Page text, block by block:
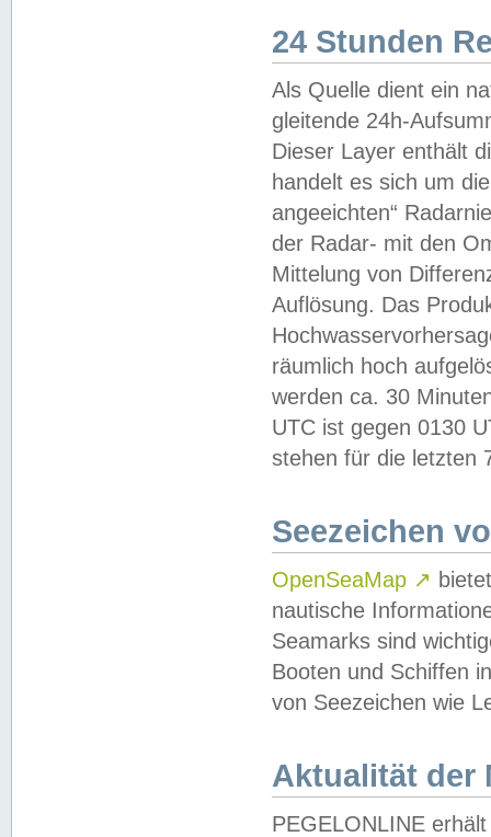
24 Stunden
Als Quelle dient ein
gleitende 24h-
Dieser Layer enthält
handelt es sich um
angeeichten“
der Radar- mit den
Mittelung von
Auflösung. Das
räumlich hoch
werden ca. 30
UTC ist gegen 0130
stehen für die letzten
Seezeichen
OpenSeaMap ↗
nautische
Seamarks sind
Booten und Schiffen
von Seezeichen wie
Aktualität der
PEGELONLINE